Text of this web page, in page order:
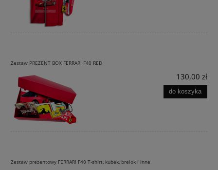
Zestaw PREZENT BOX FERRARI F40 RED
130,00 zł
do koszyka
Zestaw prezentowy FERRARI F40 T-shirt, kubek, brelok i inne